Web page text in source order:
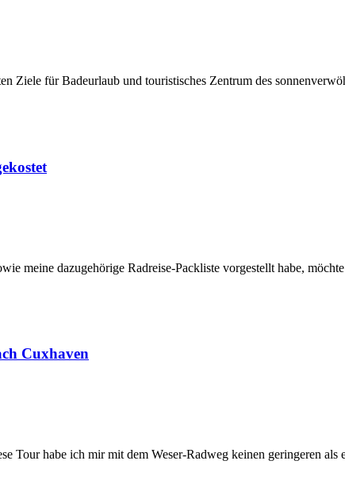
Ziele für Badeurlaub und touristisches Zentrum des
meine dazugehörige Radreise-Packliste vorgestellt habe,
Cuxhaven
Tour habe ich mir mit dem Weser-Radweg keinen geringeren